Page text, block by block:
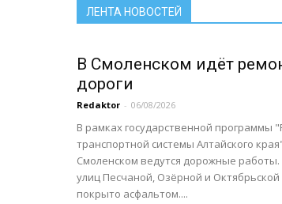
ЛЕНТА НОВОСТЕЙ
В Смоленском идёт
дороги
Redaktor - 06/08/2026
В рамках государственной программы
транспортной системы Алтайского
Смоленском ведутся дорожные работы.
улиц Песчаной, Озёрной и Октябрьской
покрыто асфальтом....